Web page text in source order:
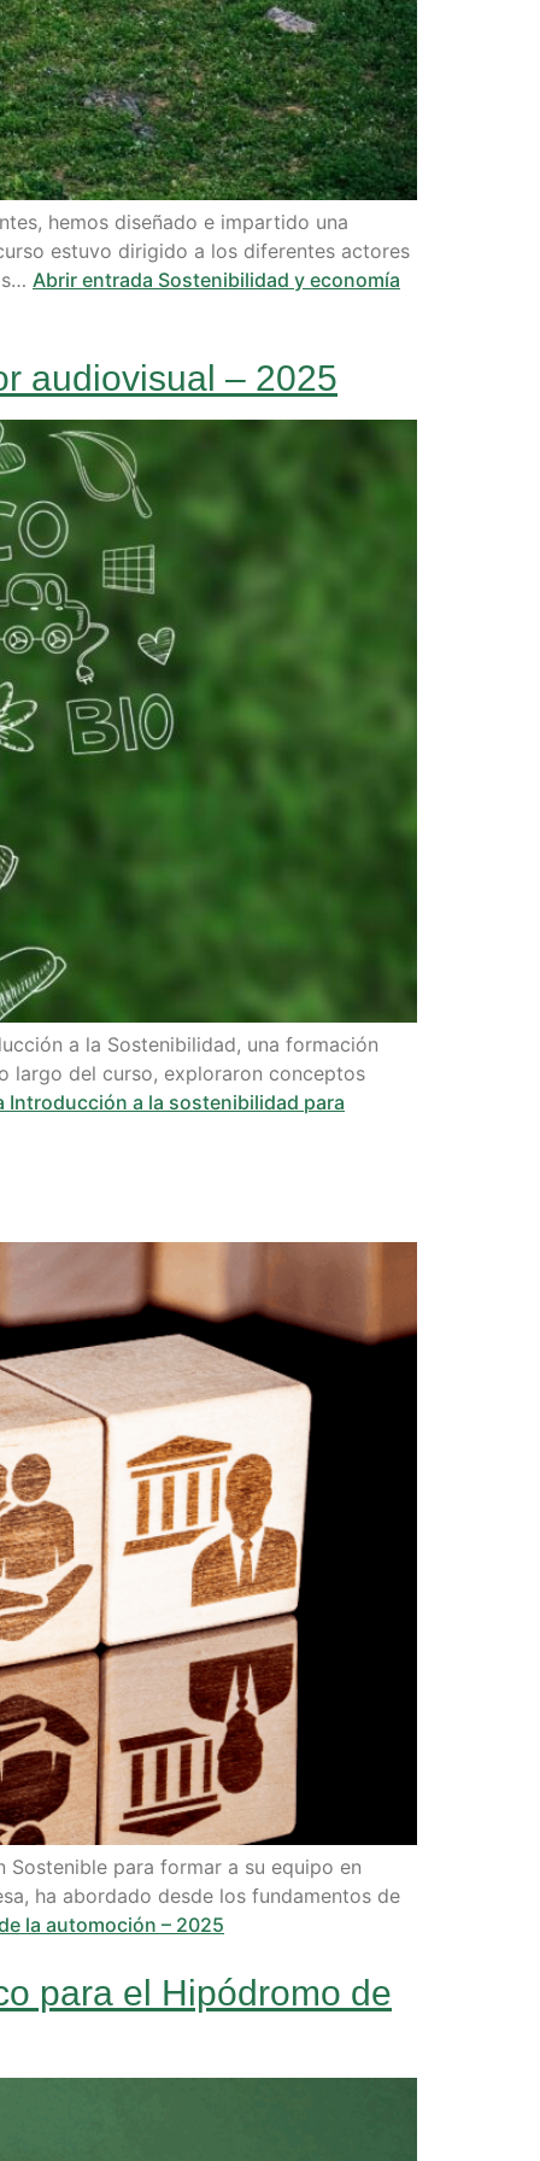
hemos diseñado e impartido una
estuvo dirigido a los diferentes actores
Abrir entrada Sostenibilidad y economía
audiovisual – 2025
a la Sostenibilidad, una formación
largo del curso, exploraron conceptos
Introducción a la sostenibilidad para
Sostenible para formar a su equipo en
ha abordado desde los fundamentos de
la automoción – 2025
para el Hipódromo de